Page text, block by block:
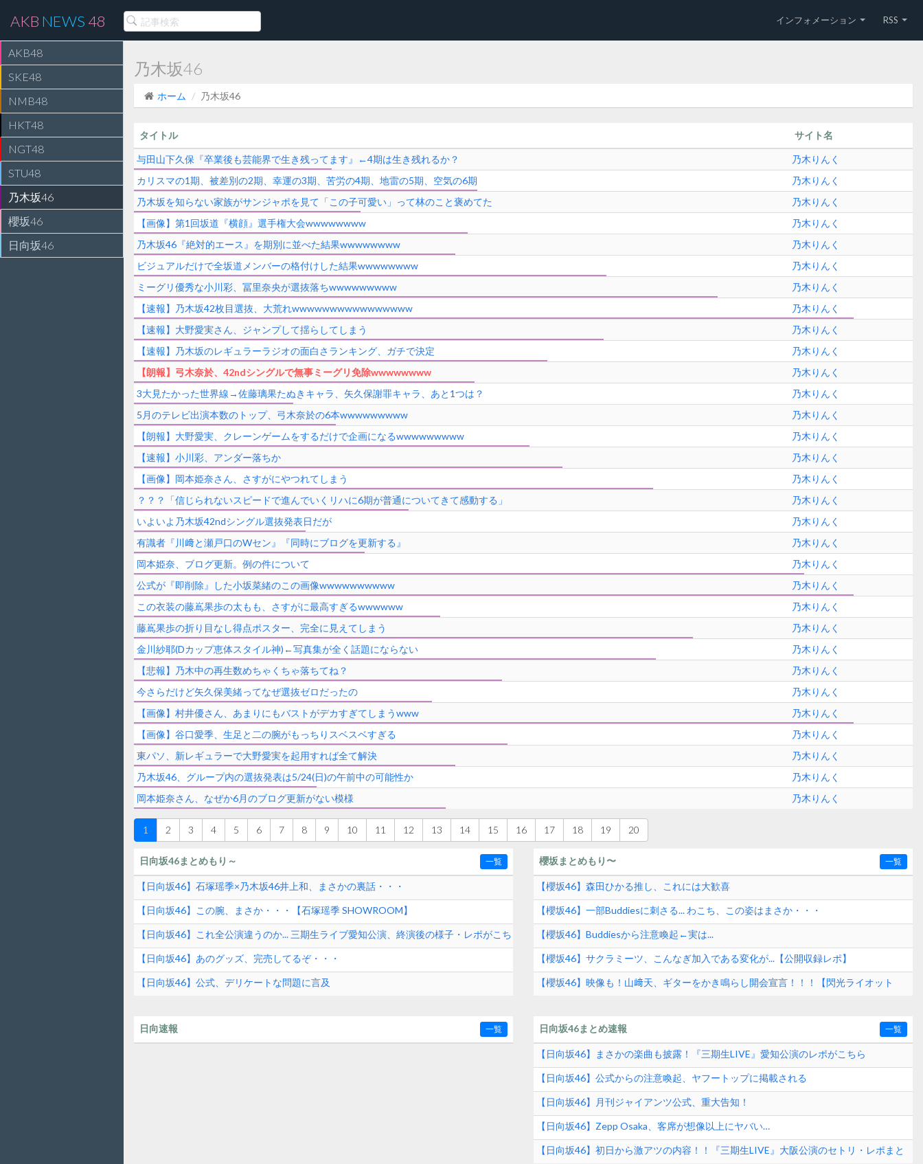
AKB NEWS 48 インフォメーション RSS
AKB48
SKE48
NMB48
HKT48
NGT48
STU48
乃木坂46
櫻坂46
日向坂46
乃木坂46
ホーム 乃木坂46
タイトル サイト名
与田山下久保『卒業後も芸能界で生き残ってます』←4期は生き残れるか？
乃木りんく
カリスマの1期、被差別の2期、幸運の3期、苦労の4期、地雷の5期、空気の6期
乃木りんく
乃木坂を知らない家族がサンジャポを見て「この子可愛い」って林のこと褒めてた
乃木りんく
【画像】第1回坂道『横顔』選手権大会wwwwwwww
乃木りんく
乃木坂46『絶対的エース』を期別に並べた結果wwwwwwww
乃木りんく
ビジュアルだけで全坂道メンバーの格付けした結果wwwwwwww
乃木りんく
ミーグリ優秀な小川彩、冨里奈央が選抜落ちwwwwwwwww
乃木りんく
【速報】乃木坂42枚目選抜、大荒れwwwwwwwwwwwwwwww
乃木りんく
【速報】大野愛実さん、ジャンプして揺らしてしまう
乃木りんく
【速報】乃木坂のレギュラーラジオの面白さランキング、ガチで決定
乃木りんく
【朗報】弓木奈於、42ndシングルで無事ミーグリ免除wwwwwwww
乃木りんく
3大見たかった世界線→佐藤璃果たぬきキャラ、矢久保謝罪キャラ、あと1つは？
乃木りんく
5月のテレビ出演本数のトップ、弓木奈於の6本wwwwwwwww
乃木りんく
【朗報】大野愛実、クレーンゲームをするだけで企画になるwwwwwwwww
乃木りんく
【速報】小川彩、アンダー落ちか
乃木りんく
【画像】岡本姫奈さん、さすがにやつれてしまう
乃木りんく
？？？「信じられないスピードで進んでいくリハに6期が普通についてきて感動する」
乃木りんく
いよいよ乃木坂42ndシングル選抜発表日だが
乃木りんく
有識者『川﨑と瀬戸口のWセン』『同時にブログを更新する』
乃木りんく
岡本姫奈、ブログ更新。例の件について
乃木りんく
公式が『即削除』した小坂菜緒のこの画像wwwwwwwwww
乃木りんく
この衣装の藤嶌果歩の太もも、さすがに最高すぎるwwwwww
乃木りんく
藤嶌果歩の折り目なし得点ポスター、完全に見えてしまう
乃木りんく
金川紗耶(Dカップ恵体スタイル神)←写真集が全く話題にならない
乃木りんく
【悲報】乃木中の再生数めちゃくちゃ落ちてね？
乃木りんく
今さらだけど矢久保美緒ってなぜ選抜ゼロだったの
乃木りんく
【画像】村井優さん、あまりにもバストがデカすぎてしまうwww
乃木りんく
【画像】谷口愛季、生足と二の腕がもっちりスベスベすぎる
乃木りんく
東パソ、新レギュラーで大野愛実を起用すれば全て解決
乃木りんく
乃木坂46、グループ内の選抜発表は5/24(日)の午前中の可能性か
乃木りんく
岡本姫奈さん、なぜか6月のブログ更新がない模様
乃木りんく
1 2 3 4 5 6 7 8 9 10 11 12 13 14 15 16 17 18 19 20
日向坂46まとめもり～ 一覧
【日向坂46】石塚瑶季×乃木坂46井上和、まさかの裏話・・・
【日向坂46】この腕、まさか・・・【石塚瑶季 SHOWROOM】
【日向坂46】これ全公演違うのか... 三期生ライブ愛知公演、終演後の様子・レポがこち
ら！
【日向坂46】あのグッズ、完売してるぞ・・・
【日向坂46】公式、デリケートな問題に言及
櫻坂まとめもり〜 一覧
【櫻坂46】森田ひかる推し、これには大歓喜
【櫻坂46】一部Buddiesに刺さる... わこち、この姿はまさか・・・
【櫻坂46】Buddiesから注意喚起←実は...
【櫻坂46】サクラミーツ、こんなぎ加入である変化が...【公開収録レポ】
【櫻坂46】映像も！山﨑天、ギターをかき鳴らし開会宣言！！！【閃光ライオット
日向速報 一覧 日向坂46まとめ速報 一覧
【日向坂46】まさかの楽曲も披露！『三期生LIVE』愛知公演のレポがこちら
【日向坂46】公式からの注意喚起、ヤフートップに掲載される
【日向坂46】月刊ジャイアンツ公式、重大告知！
【日向坂46】Zepp Osaka、客席が想像以上にヤバい…
【日向坂46】初日から激アツの内容！！『三期生LIVE』大阪公演のセトリ・レポまと